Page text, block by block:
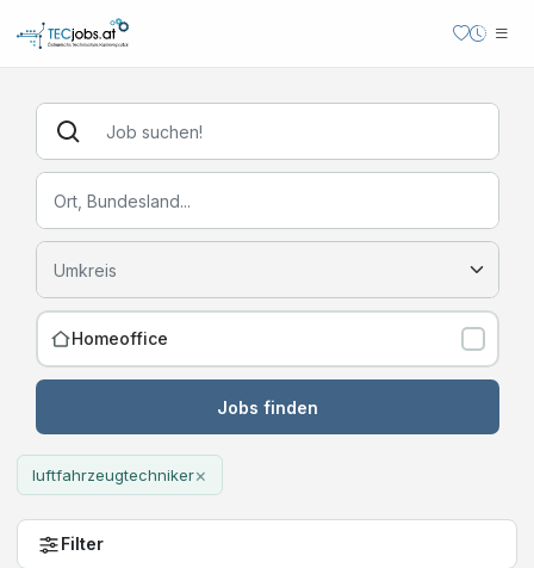
Homeoffice
Jobs finden
luftfahrzeugtechniker×
Filter